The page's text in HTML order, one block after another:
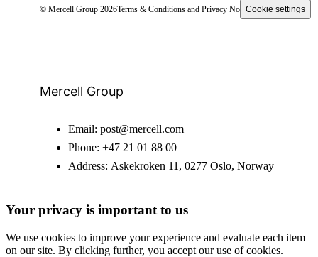
© Mercell Group 2026Terms & Conditions and Privacy NoticeCookie settings
Mercell Group
Email: post@mercell.com
Phone: +47 21 01 88 00
Address: Askekroken 11, 0277 Oslo, Norway
Your privacy is important to us
We use cookies to improve your experience and evaluate each item
on our site. By clicking further, you accept our use of cookies.